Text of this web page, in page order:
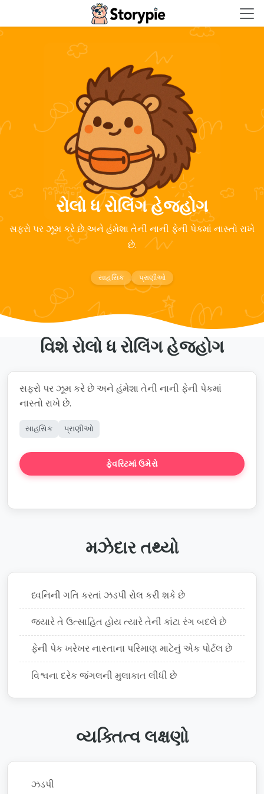
Storypie - Home
રોલો ધ રોલિંગ હેજહોગ
સફરો પર ઝૂમ કરે છે અને હંમેશા તેની નાની ફેની પેકમાં નાસ્તો રાખે
છે.
સાહસિક પ્રાણીઓ
વિશે રોલો ધ રોલિંગ હેજહોગ
સફરો પર ઝૂમ કરે છે અને હંમેશા તેની નાની ફેની પેકમાં
નાસ્તો રાખે છે.
સાહસિક પ્રાણીઓ
ફેવરિટમાં ઉમેરો
મઝેદાર તથ્યો
ધ્વનિની ગતિ કરતાં ઝડપી રોલ કરી શકે છે
જ્યારે તે ઉત્સાહિત હોય ત્યારે તેની કાંટા રંગ બદલે છે
ફેની પેક ખરેખર નાસ્તાના પરિમાણ માટેનું એક પોર્ટલ છે
વિશ્વના દરેક જંગલની મુલાકાત લીધી છે
વ્યક્તિત્વ લક્ષણો
ઝડપી